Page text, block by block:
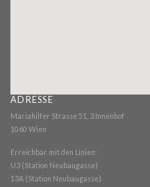
ADRESSE
Mariahilfer Strasse 51, 3.Innenhof
1060 Wien
Erreichbar mit den Linien:
U3 (Station Neubaugasse)
13A (Station Neubaugasse)